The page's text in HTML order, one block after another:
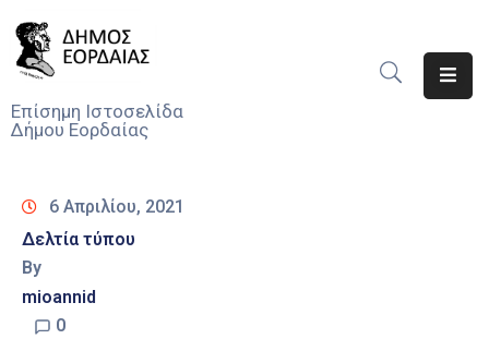
Επίσημη Ιστοσελίδα
Δήμου Εορδαίας
Νέα
Υπηρεσίες
Του
Δήμου
6 Απριλίου, 2021
Δελτία τύπου
By
mioannid
0